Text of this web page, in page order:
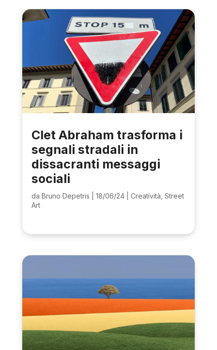
Clet Abraham trasforma i
segnali stradali in
dissacranti messaggi
sociali
da Bruno Depetris 18/06/24| Creatività Street
Art